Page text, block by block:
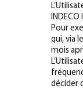
Pour
qui, via
mois
décider